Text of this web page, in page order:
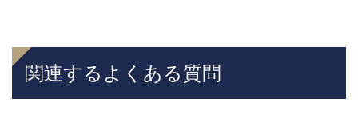
関連するよくある質問